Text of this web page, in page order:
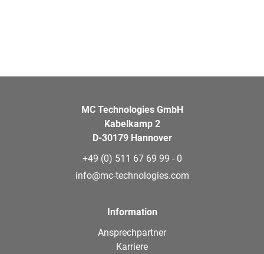
MC Technologies GmbH
Kabelkamp 2
D-30179 Hannover
+49 (0) 511 67 69 99 - 0
info@mc-technologies.com
Information
Ansprechpartner
Karriere